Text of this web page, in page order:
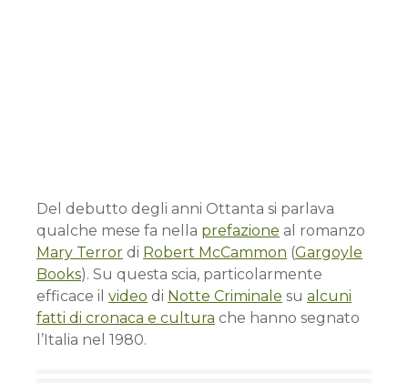
Del debutto degli anni Ottanta si parlava
qualche mese fa nella prefazione al romanzo
Mary Terror di Robert McCammon (Gargoyle
Books). Su questa scia, particolarmente
efficace il video di Notte Criminale su alcuni
fatti di cronaca e cultura che hanno segnato
l’Italia nel 1980.